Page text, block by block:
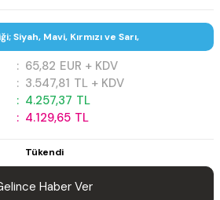
Siyah, Mavi, Kırmızı ve Sarı,
: 65,82 EUR + KDV
: 3.547,81 TL + KDV
: 4.257,37 TL
: 4.129,65 TL
Tükendi
Haber Ver